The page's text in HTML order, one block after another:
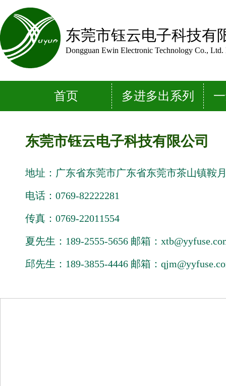
东莞市钰云电子科技有
Dongguan Ewin Electronic Technology Co., Ltd.
首页 多进多出系列
东莞市钰云电子科技有限公司
地址：广东省东莞市广东省东莞市茶山镇鞍
电话：0769-82222281
传真：0769-22011554
夏先生：189-2555-5656 邮箱：
邱先生：189-3855-4446 邮箱：